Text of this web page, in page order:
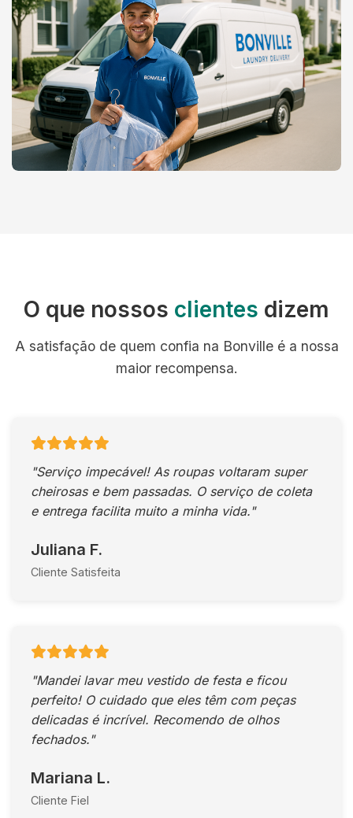
O que nossos clientes dizem
A satisfação de quem confia na Bonville é a nossa
maior recompensa.
"Serviço impecável! As roupas voltaram super
cheirosas e bem passadas. O serviço de coleta
e entrega facilita muito a minha vida."
Juliana F.
Cliente Satisfeita
"Mandei lavar meu vestido de festa e ficou
perfeito! O cuidado que eles têm com peças
delicadas é incrível. Recomendo de olhos
fechados."
Mariana L.
Cliente Fiel